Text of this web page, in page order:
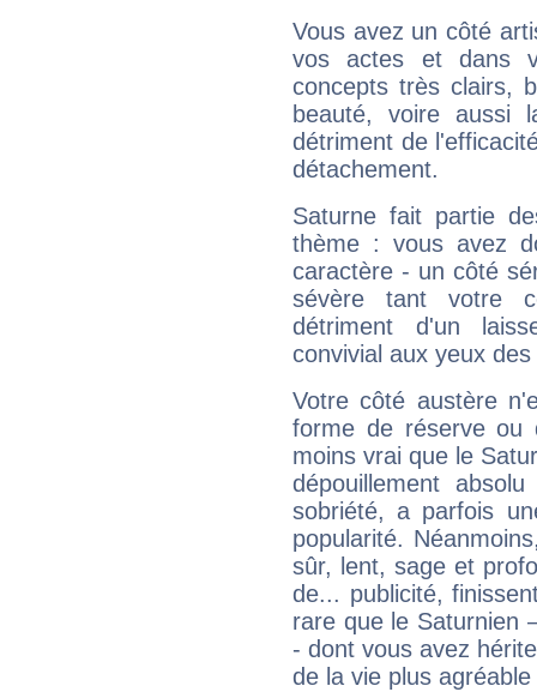
Vous avez un côté
vos actes et dans
concepts très clairs,
beauté, voire aussi
détriment de
détachement.
Saturne fait partie
thème : vous avez
caractère - un côté
sévère tant votre
détriment d'un
convivial aux yeux
Votre côté austère
forme de réserve
moins vrai que le
dépouillement
sobriété, a parfois
popularité.
sûr, lent, sage et
de... publicité,
rare que le Saturnien
- dont vous avez
de la vie plus